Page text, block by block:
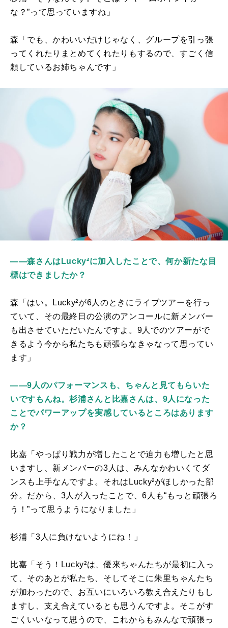
な？”って思っていますね」
森「でも、かわいいだけじゃなく、グループを引っ張
ってくれたりまとめてくれたりもするので、すごく信
頼しているお姉ちゃんです」
――森さんはLucky²に加入したことで、何か新たな目
標はできましたか？
森「はい。Lucky²が6人のときにライブツアーを行っ
ていて、その最終日の公演のアンコールに新メンバー
も出させていただいたんですよ。9人でのツアーがで
きるよう今から私たちも頑張らなきゃなって思ってい
ます」
――9人のパフォーマンスも、ちゃんと見てもらいた
いですもんね。杉浦さんと比嘉さんは、9人になった
ことでパワーアップを実感しているところはあります
か？
比嘉「やっぱり戦力が増したことで迫力も増したと思
いますし、新メンバーの3人は、みんなかわいくてダ
ンスも上手なんですよ。それは Lucky²がほしかった部
分。だから、3人が入ったことで、6人も“もっと頑張ろ
う！”って思うようになりました」
杉浦「3人に負けないようにね！」
比嘉「そう！ Lucky²は、優來ちゃんたちが最初に入っ
て、そのあとが私たち、そしてそこに朱里ちゃんたち
が加わったので、お互いにいろいろ教え合えたりもし
ますし、支え合えているとも思うんですよ。そこがす
ごくいいなって思うので、これからもみんなで頑張っ